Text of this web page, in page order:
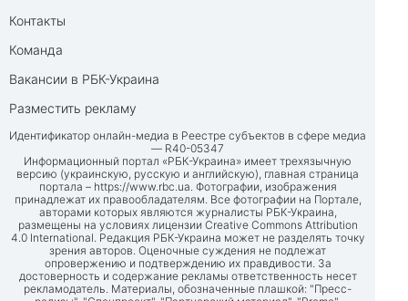
Контакты
Команда
Вакансии в РБК-Украина
Разместить рекламу
Идентификатор онлайн-медиа в Реестре субъектов в сфере медиа
— R40-05347
Информационный портал «РБК-Украина» имеет трехязычную
версию (украинскую, русскую и английскую), главная страница
портала – https://www.rbc.ua. Фотографии, изображения
принадлежат их правообладателям. Все фотографии на Портале,
авторами которых являются журналисты РБК-Украина,
размещены на условиях лицензии Creative Commons Attribution
4.0 International. Редакция РБК-Украина может не разделять точку
зрения авторов. Оценочные суждения не подлежат
опровержению и подтверждению их правдивости. За
достоверность и содержание рекламы ответственность несет
рекламодатель. Материалы, обозначенные плашкой: "Пресс-